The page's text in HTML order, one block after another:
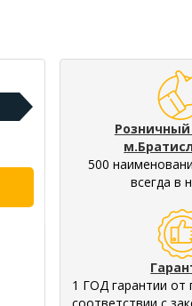
500
всегда в
1 ГОД гарантии от
соответствии с